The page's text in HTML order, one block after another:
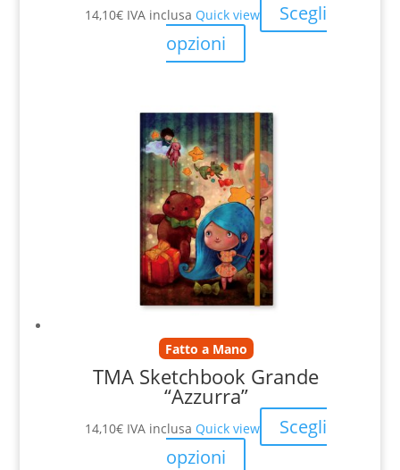
14,10€ IVA inclusa Quick view
Scegli
opzioni
Fatto a Mano
TMA Sketchbook Grande
“Azzurra”
14,10€ IVA inclusa Quick view
Scegli
opzioni